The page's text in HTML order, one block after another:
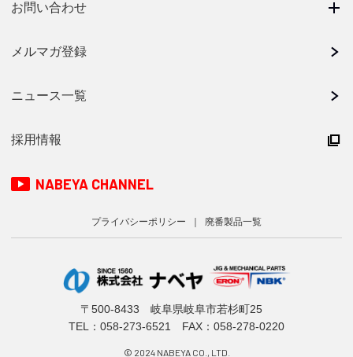
お問い合わせ
メルマガ登録
ニュース一覧
採用情報
NABEYA CHANNEL
プライバシーポリシー 廃番製品一覧
〒500-8433 岐阜県岐阜市若杉町25
TEL： 058-273-6521 FAX：058-278-0220
© 2024 NABEYA CO., LTD.